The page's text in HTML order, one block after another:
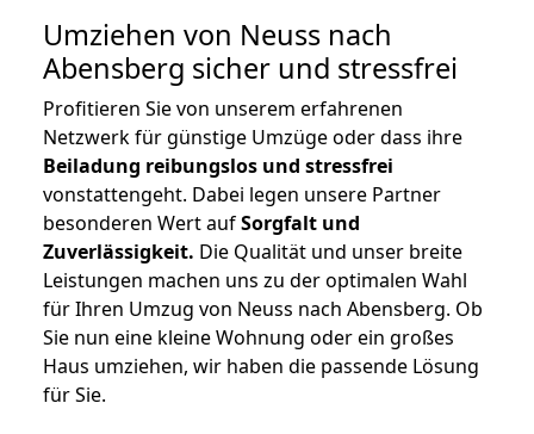
Umziehen von Neuss nach
Abensberg sicher und stressfrei
Profitieren Sie von unserem erfahrenen
Netzwerk für günstige Umzüge oder dass ihre
Beiladung reibungslos und stressfrei
vonstattengeht. Dabei legen unsere Partner
besonderen Wert aufSorgfalt und
Zuverlässigkeit. Die Qualität und unser breite
Leistungen machen uns zu der optimalen Wahl
für Ihren Umzug von Neuss nach Abensberg. Ob
Sie nun eine kleine Wohnung oder ein großes
Haus umziehen, wir haben die passende Lösung
für Sie.